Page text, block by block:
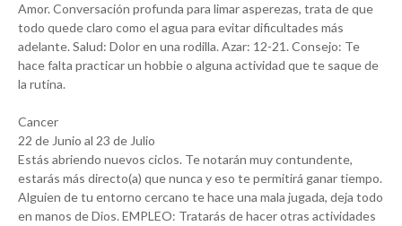
Amor. Conversación profunda para limar asperezas, trata de que
todo quede claro como el agua para evitar dificultades más
adelante. Salud: Dolor en una rodilla. Azar: 12-21. Consejo: Te
hace falta practicar un hobbie o alguna actividad que te saque de
la rutina.
Cancer
22 de Junio al 23 de Julio
Estás abriendo nuevos ciclos. Te notarán muy contundente,
estarás más directo(a) que nunca y eso te permitirá ganar tiempo.
Alguien de tu entorno cercano te hace una mala jugada, deja todo
en manos de Dios. EMPLEO: Tratarás de hacer otras actividades